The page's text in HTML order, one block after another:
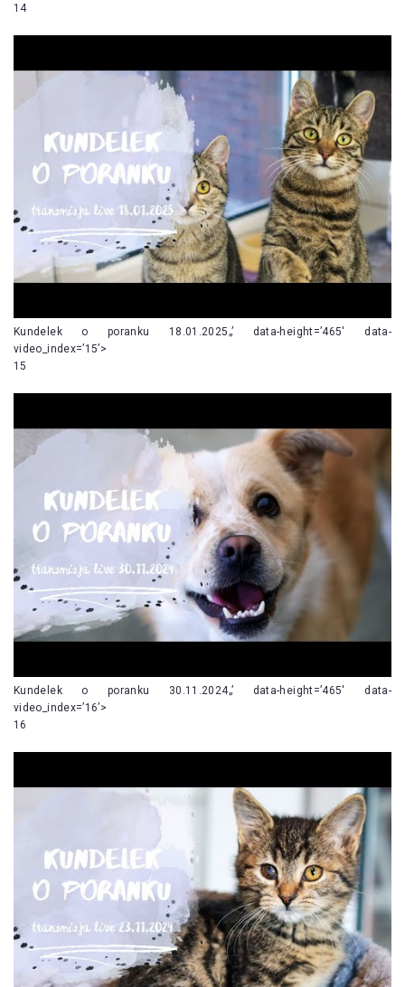
14
Kundelek o poranku 18.01.2025„’ data-height=’465′ data-
video_index=’15’>
15
Kundelek o poranku 30.11.2024„’ data-height=’465′ data-
video_index=’16’>
16